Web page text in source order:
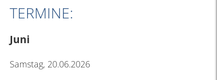
TERMINE:
Juni
Samstag, 20.06.2026